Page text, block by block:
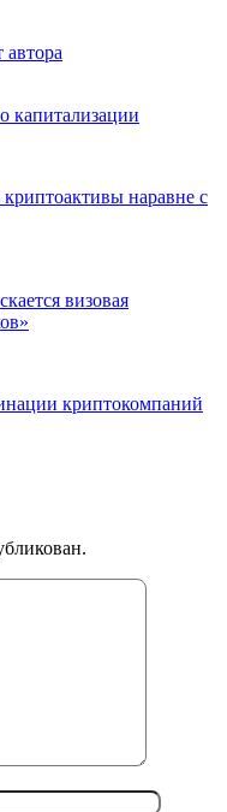
капитализации
наравне с
визовая
криптокомпаний